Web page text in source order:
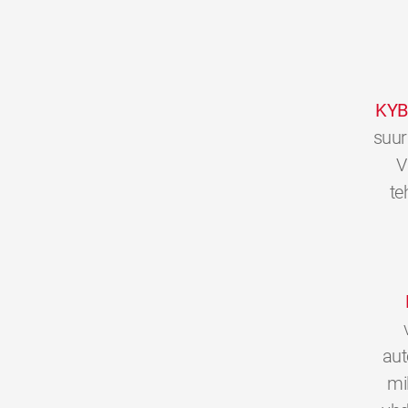
KYB